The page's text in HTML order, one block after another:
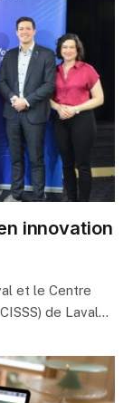
innovation
et le Centre
de Laval…